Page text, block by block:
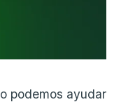
podemos ayudar